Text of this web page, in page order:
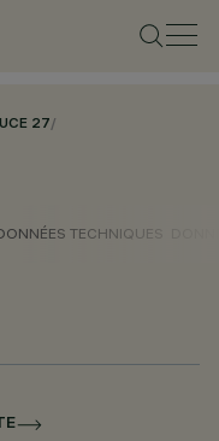
27/
TECHNIQUES